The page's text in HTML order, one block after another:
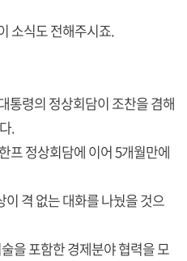
소식도 전해주시죠.
통령의 정상회담이 조찬을 겸해
.
프 정상회담에 이어 5개월만에
격 없는 대화를 나눴을 것으
을 포함한 경제분야 협력을 모